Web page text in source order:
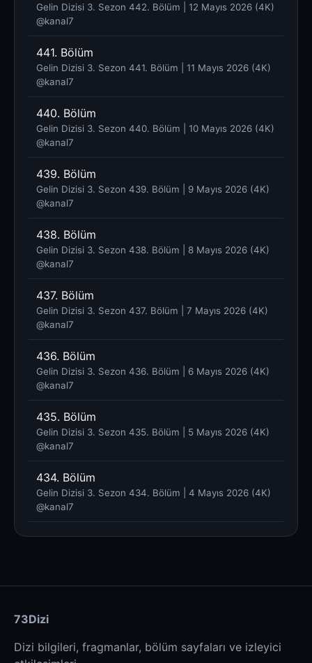
Gelin Dizisi 3. Sezon 442. Bölüm | 12 Mayıs 2026 (4K)
@kanal7 ​
441. Bölüm
Gelin Dizisi 3. Sezon 441. Bölüm | 11 Mayıs 2026 (4K)
@kanal7 ​
440. Bölüm
Gelin Dizisi 3. Sezon 440. Bölüm | 10 Mayıs 2026 (4K)
@kanal7 ​
439. Bölüm
Gelin Dizisi 3. Sezon 439. Bölüm | 9 Mayıs 2026 (4K)
@kanal7 ​
438. Bölüm
Gelin Dizisi 3. Sezon 438. Bölüm | 8 Mayıs 2026 (4K)
@kanal7 ​
437. Bölüm
Gelin Dizisi 3. Sezon 437. Bölüm | 7 Mayıs 2026 (4K)
@kanal7 ​
436. Bölüm
Gelin Dizisi 3. Sezon 436. Bölüm | 6 Mayıs 2026 (4K)
@kanal7 ​
435. Bölüm
Gelin Dizisi 3. Sezon 435. Bölüm | 5 Mayıs 2026 (4K)
@kanal7 ​
434. Bölüm
Gelin Dizisi 3. Sezon 434. Bölüm | 4 Mayıs 2026 (4K)
@kanal7 ​
73Dizi
Dizi bilgileri, fragmanlar, bölüm sayfaları ve izleyici